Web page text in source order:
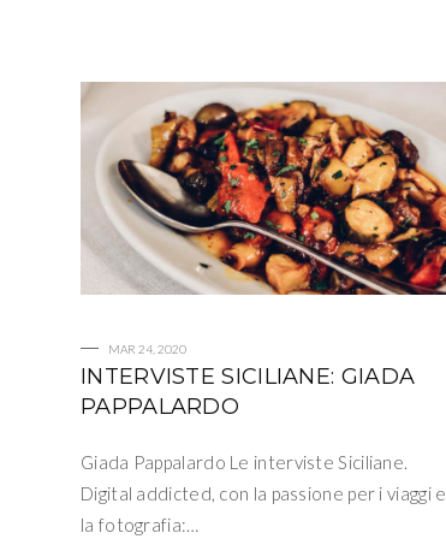
MAR 24, 2020
INTERVISTE SICILIANE: GIADA
PAPPALARDO
Giada Pappalardo Le interviste Siciliane.
Digital addicted, con la passione per i viaggi e
la fotografia:…